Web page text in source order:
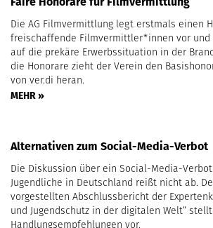
Die AG Filmvermittlung legt erstmals einen
freischaffende Filmvermittler*innen vor und
auf die prekäre Erwerbssituation in der
die Honorare zieht der Verein den
von ver.di heran.
MEHR »
Alternativen zum Social-Media-Verbot
Die Diskussion über ein Social-Media-
Jugendliche in Deutschland reißt nicht ab.
vorgestellten Abschlussbericht der
und Jugendschutz in der digitalen Welt“
Handlungsempfehlungen vor.